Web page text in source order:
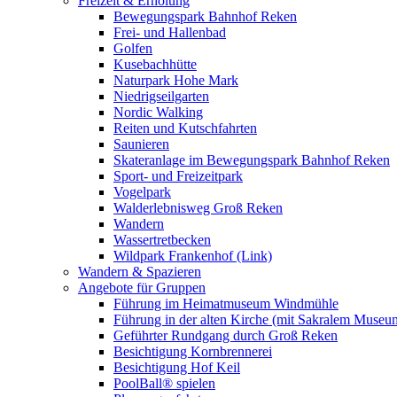
Bewegungspark Bahnhof Reken
Frei- und Hallenbad
Golfen
Kusebachhütte
Naturpark Hohe Mark
Niedrigseilgarten
Nordic Walking
Reiten und Kutschfahrten
Saunieren
Skateranlage im Bewegungspark Bahnhof Reken
Sport- und Freizeitpark
Vogelpark
Walderlebnisweg Groß Reken
Wandern
Wassertretbecken
Wildpark Frankenhof (Link)
Wandern & Spazieren
Angebote für Gruppen
Führung im Heimatmuseum Windmühle
Führung in der alten Kirche (mit Sakralem
Geführter Rundgang durch Groß Reken
Besichtigung Kornbrennerei
Besichtigung Hof Keil
PoolBall® spielen